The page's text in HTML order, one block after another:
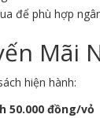
để phù hợp
Mãi
hiện hành:
50.000 đồng/vỏ